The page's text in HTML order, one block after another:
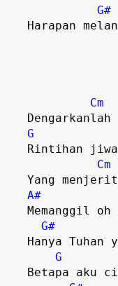
G#
Cm
G
Cm
A#
G#
G